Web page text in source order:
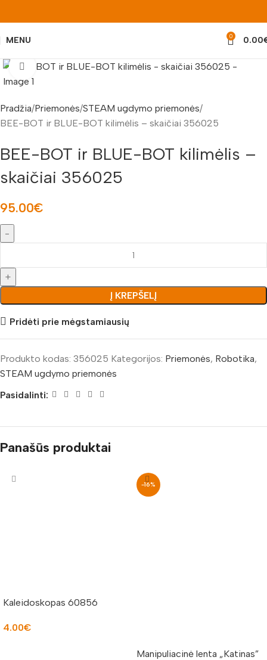
MENU 0 0.00
Padidinti nuotrauką
Pradžia Priemonės STEAM ugdymo priemonės
BEE-BOT ir BLUE-BOT kilimėlis – skaičiai 356025
BEE-BOT ir BLUE-BOT kilimėlis –
skaičiai 356025
95.00€
Į KREPŠELĮ
Pridėti prie mėgstamiausių
Produkto kodas: 356025 Kategorijos: Priemonės, Robotika,
STEAM ugdymo priemonės
Pasidalinti:
Panašūs produktai
Kaleidoskopas 60856
4.00€
-16%
Manipuliacinė lenta „Katinas”